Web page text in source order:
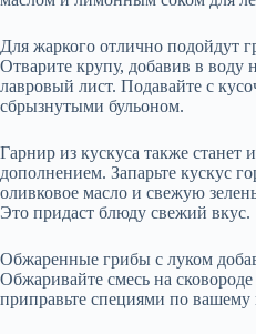
Для жаркого отлично подойдут
Отварите крупу, добавив в воду
лавровый лист. Подавайте с
сбрызнутыми бульоном.
Гарнир из кускуса также станет
дополнением. Запарьте кускус
оливковое масло и свежую
Это придаст блюду свежий вкус.
Обжаренные грибы с луком
Обжаривайте смесь на сковороде
приправьте специями по вашему